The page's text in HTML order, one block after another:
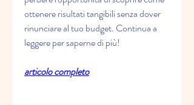
ottenere risultati tangibili senza dover
rinunciare al tuo budget. Continua a
leggere per saperne di più!
articolo completo